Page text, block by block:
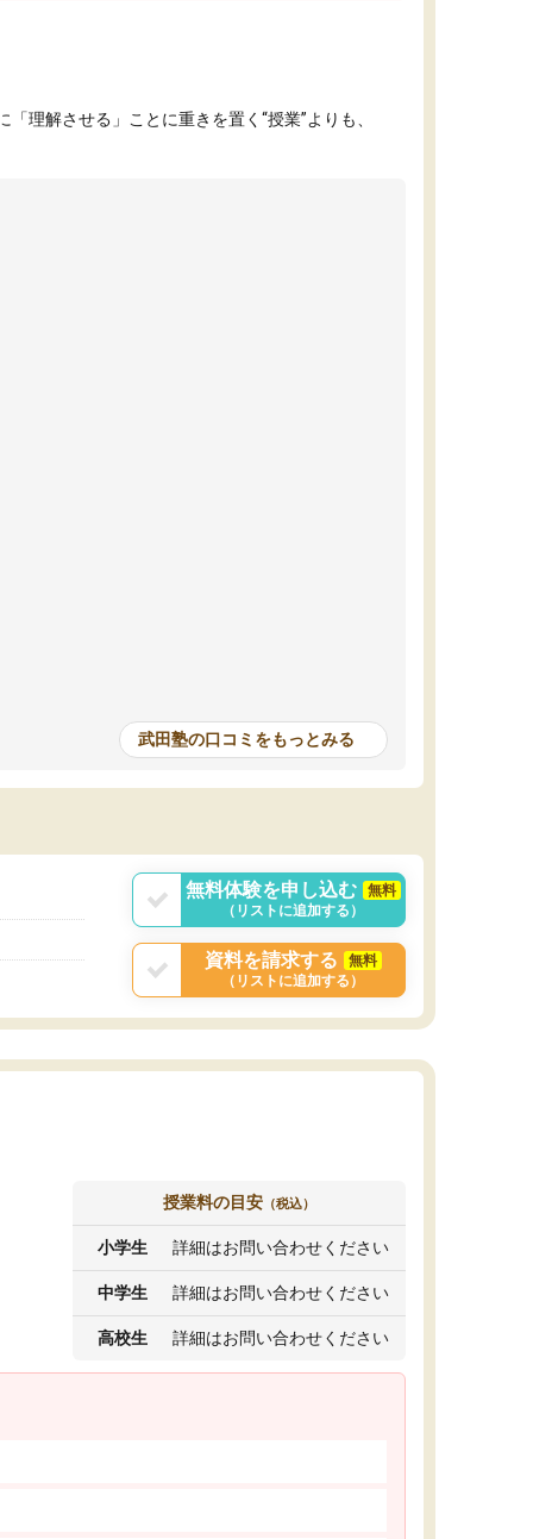
理解させる」ことに重きを置く“授業”よりも、
武田塾の口コミをもっとみる
無料体験を申し込む
無料
（リストに追加する）
資料を請求する
無料
（リストに追加する）
授業料の目安 （税込）
小学生 詳細はお問い合わせください
中学生 詳細はお問い合わせください
高校生 詳細はお問い合わせください